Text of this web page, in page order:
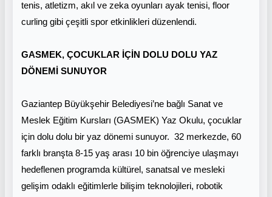
tenis, atletizm, akıl ve zeka oyunları ayak tenisi, floor
curling gibi çeşitli spor etkinlikleri düzenlendi.
GASMEK, ÇOCUKLAR İÇİN DOLU DOLU YAZ
DÖNEMİ SUNUYOR
Gaziantep Büyükşehir Belediyesi’ne bağlı Sanat ve
Meslek Eğitim Kursları (GASMEK) Yaz Okulu, çocuklar
için dolu dolu bir yaz dönemi sunuyor. 32 merkezde, 60
farklı branşta 8-15 yaş arası 10 bin öğrenciye ulaşmayı
hedeflenen programda kültürel, sanatsal ve mesleki
gelişim odaklı eğitimlerle bilişim teknolojileri, robotik